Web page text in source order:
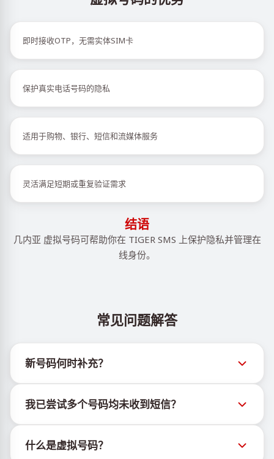
即时接收OTP，无需实体SIM卡
保护真实电话号码的隐私
适用于购物、银行、短信和流媒体服务
灵活满足短期或重复验证需求
结语
几内亚 虚拟号码可帮助你在 TIGER SMS 上保护隐私并管理在
线身份。
常见问题解答
新号码何时补充？
人 @TigerSMSofficial_bot 查看。该频道会及时更新，
帮助用户获取最新号码库存。
我已尝试多个号码均未收到短信？
率。各服务平台的算法可能因多种原因拦截临时号码的
什么是虚拟号码？